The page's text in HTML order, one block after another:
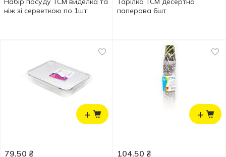
ніж зі серветкою по 1шт
паперова 6шт
+
79.50 ₴
+
104.50 ₴